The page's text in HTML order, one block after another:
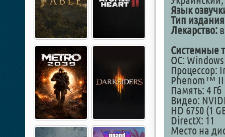
Язык
Тип
Лекарство:
Системные
ОС:
Процессор:
Phenom™ II
Память: 4 Гб
Видео:
HD 6750 (1
DirectX: 11
Место на